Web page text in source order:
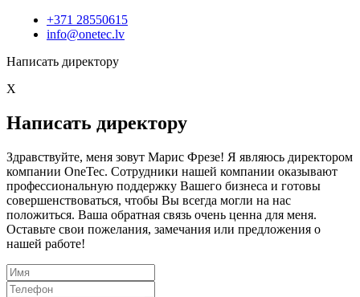
+371 28550615
info@onetec.lv
Написать директору
X
Написать директору
Здравствуйте, меня зовут Марис Фрезе! Я являюсь директором
компании OneTec. Сотрудники нашей компании оказывают
профессиональную поддержку Вашего бизнеса и готовы
совершенствоваться, чтобы Вы всегда могли на нас
положиться. Ваша обратная связь очень ценна для меня.
Оставьте свои пожелания, замечания или предложения о
нашей работе!